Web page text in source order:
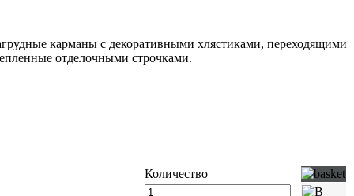
карманы с декоративными хлястиками, переходящими
отделочными строчками.
Количество